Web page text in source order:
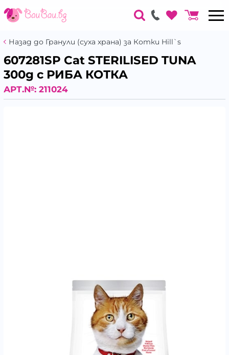
Назад до Гранули (суха храна) за Котки Hill`s
607281SP Cat STERILISED TUNA
300g с РИБА КОТКА
АРТ.№: 211024